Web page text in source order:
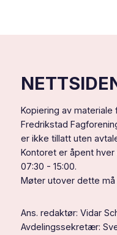
Kopiering av materiale
Fredrikstad
er ikke tillatt uten
Kontoret er åpent
07:30 - 15:00.
Møter utover dette
Ans. redaktør: Vidar
Avdelingssekretær: